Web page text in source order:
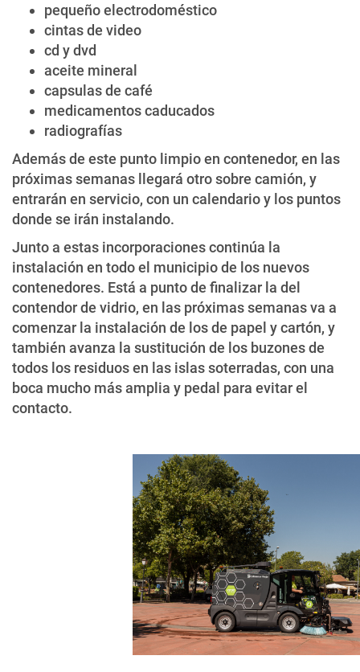
pequeño electrodoméstico
cintas de video
cd y dvd
aceite mineral
capsulas de café
medicamentos caducados
radiografías
Además de este punto limpio en contenedor, en las
próximas semanas llegará otro sobre camión, y
entrarán en servicio, con un calendario y los puntos
donde se irán instalando.
Junto a estas incorporaciones continúa la
instalación en todo el municipio de los nuevos
contenedores. Está a punto de finalizar la del
contendor de vidrio, en las próximas semanas va a
comenzar la instalación de los de papel y cartón, y
también avanza la sustitución de los buzones de
todos los residuos en las islas soterradas, con una
boca mucho más amplia y pedal para evitar el
contacto.